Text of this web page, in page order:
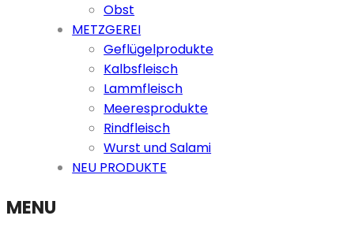
Obst
METZGEREI
Geflügelprodukte
Kalbsfleisch
Lammfleisch
Meeresprodukte
Rindfleisch
Wurst und Salami
NEU PRODUKTE
MENU